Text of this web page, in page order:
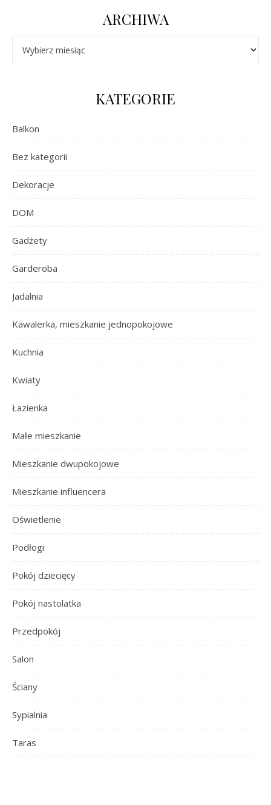
ARCHIWA
KATEGORIE
Balkon
Bez kategorii
Dekoracje
DOM
Gadżety
Garderoba
Jadalnia
Kawalerka, mieszkanie jednopokojowe
Kuchnia
Kwiaty
Łazienka
Małe mieszkanie
Mieszkanie dwupokojowe
Mieszkanie influencera
Oświetlenie
Podłogi
Pokój dziecięcy
Pokój nastolatka
Przedpokój
Salon
Ściany
Sypialnia
Taras